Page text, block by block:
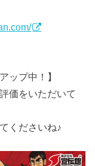
ップ中！】
価をいただいて
くださいね♪